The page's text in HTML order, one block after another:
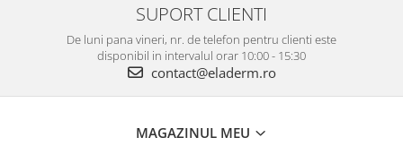
SUPORT CLIENTI
De luni pana vineri, nr. de telefon pentru clienti este
disponibil in intervalul orar 10:00 - 15:30
contact@eladerm.ro
MAGAZINUL MEU